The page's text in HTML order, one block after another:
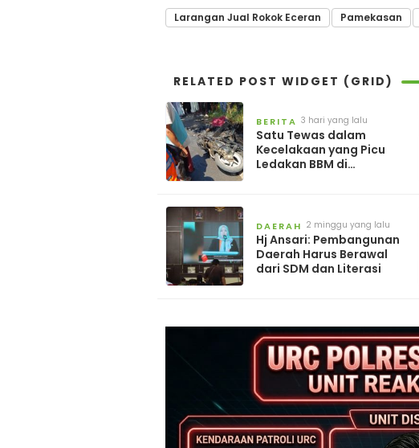
Larangan Jual Rokok Eceran Pamekasan
RELATED POST WIDGET (GRID)
BERITA 3 hari yang lalu
Satu Tewas dalam
Kecelakaan yang Picu
Ledakan BBM di
DAERAH 2 minggu yang lalu
Hj Ansari: Pembangunan
Daerah Harus Berawal
dari SDM dan Literasi